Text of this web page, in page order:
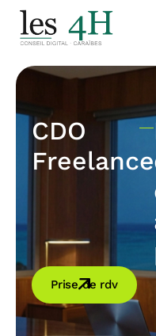
CDO
Freelance
Prise de rdv